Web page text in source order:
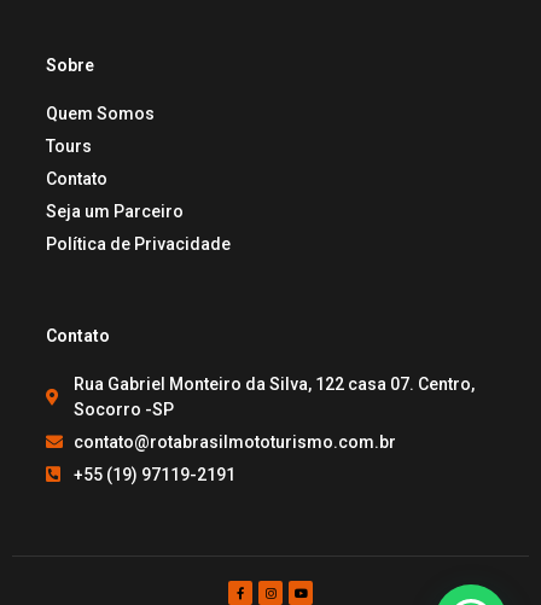
Sobre
Quem Somos
Tours
Contato
Seja um Parceiro
Política de Privacidade
Contato
Rua Gabriel Monteiro da Silva, 122 casa 07. Centro,
Socorro -SP
contato@rotabrasilmototurismo.com.br
+55 (19) 97119-2191